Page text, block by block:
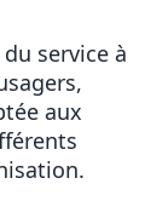
service à
aux